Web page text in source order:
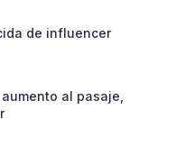
de influencer
al pasaje,